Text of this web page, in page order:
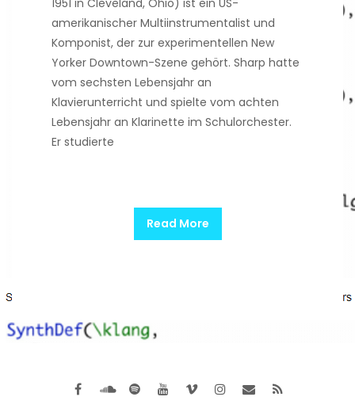
1951 in Cleveland, Ohio) ist ein US-
amerikanischer Multiinstrumentalist und
Komponist, der zur experimentellen New
Yorker Downtown-Szene gehört. Sharp hatte
vom sechsten Lebensjahr an
Klavierunterricht und spielte vom achten
Lebensjahr an Klarinette im Schulorchester.
Er studierte
Read More